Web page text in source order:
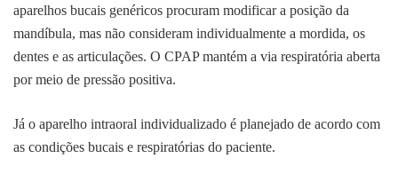
aparelhos bucais genéricos procuram modificar a posição da
mandíbula, mas não consideram individualmente a mordida, os
dentes e as articulações. O CPAP mantém a via respiratória aberta
por meio de pressão positiva.
Já o aparelho intraoral individualizado é planejado de acordo com
as condições bucais e respiratórias do paciente.